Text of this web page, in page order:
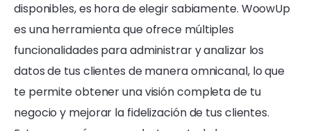
disponibles, es hora de elegir sabiamente. WoowUp
es una herramienta que ofrece múltiples
funcionalidades para administrar y analizar los
datos de tus clientes de manera omnicanal, lo que
te permite obtener una visión completa de tu
negocio y mejorar la fidelización de tus clientes.